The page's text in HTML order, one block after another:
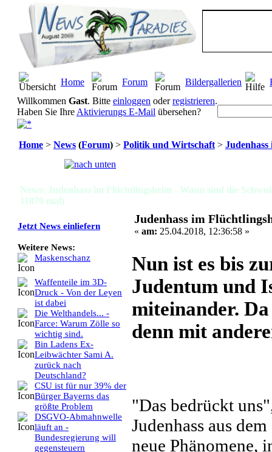
Home Forum Bildergallerien
Willkommen Gast. Bitte einloggen oderregistrieren.
Haben Sie Ihre Aktivierungs E-Mail übersehen?
Home > News (Forum) > Politik und Wirtschaft >
News: Judenhass im Flüchtlingsheim - Wann sind die
11870 mal)
Jetzt News einliefern
Weitere News:
Maskenschanz
Waffenteile im 3D-
Druck - Von der Leyen
ist dabei
Die Welthandels... -
Farce: Warum Zölle so
wichtig sind.
Bin Ladens Ex-
Leibwächter Sami A.
zurück nach
Deutschland?
CSU ist für nur 39% der
Bürger Bayerns das
größte Problem
DSGVO-Abmahnwelle
läuft an -
Bundesregierung will
gegensteuern
Judenhass im
« am: 25.04.2018, 12:36:58 »
Nun ist es bis
Judentum und
miteinander.
denn mit
"Das bedrückt
Judenhass aus
neue Phänomene,